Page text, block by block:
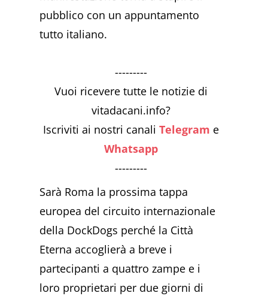
pubblico con un appuntamento
tutto italiano.
---------
Vuoi ricevere tutte le notizie di
vitadacani.info?
Iscriviti ai nostri canaliTelegram e
Whatsapp
---------
Sarà Roma la prossima tappa
europea del circuito internazionale
della DockDogs perché la Città
Eterna accoglierà a breve i
partecipanti a quattro zampe e i
loro proprietari per due giorni di